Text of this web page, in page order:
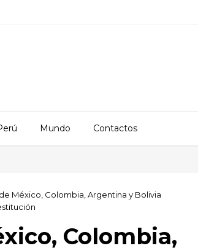
Mundo Contactos
México, Colombia, Argentina y Bolivia
Colombia,